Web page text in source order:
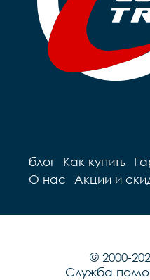
блог Как купить
О нас
Акции и
© 2000-
Служба